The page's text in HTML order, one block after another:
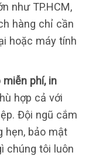
như TP.HCM,
hàng chỉ cần
hoặc máy tính
phí, in
hợp cả với
Đội ngũ cắm
hẹn, bảo mật
chúng tôi luôn